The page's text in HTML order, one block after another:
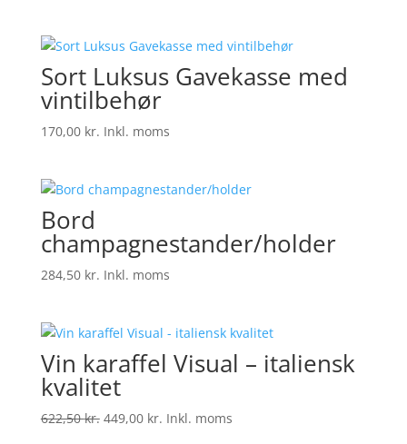
Sort Luksus Gavekasse med
vintilbehør
170,00 kr. Inkl. moms
Bord
champagnestander/holder
284,50 kr. Inkl. moms
Vin karaffel Visual – italiensk
kvalitet
622,50kr. Den
449,00 kr.Den
Inkl. moms